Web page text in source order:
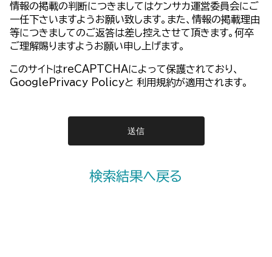
情報の掲載の判断につきましてはケンサカ運営委員会にご
一任下さいますようお願い致します。また、情報の掲載理由
等につきましてのご返答は差し控えさせて頂きます。何卒
ご理解賜りますようお願い申し上げます。
このサイトはreCAPTCHAによって保護されており、
GooglePrivacy Policyと 利用規約が適用されます。
検索結果へ戻る